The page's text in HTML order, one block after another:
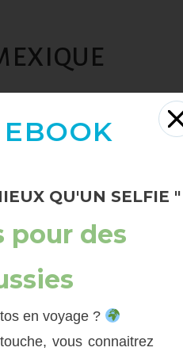
Chiapas.
Le tout parsemé de
QU'UN SELFIE "
pour des
en voyage ?
vous connaitrez